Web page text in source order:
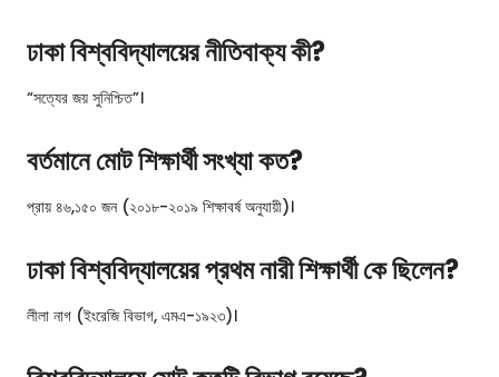
ঢাকা বিশ্ববিদ্যালয়ের নীতিবাক্য কী?
“সত্যের জয় সুনিশ্চিত”।
বর্তমানে মোট শিক্ষার্থী সংখ্যা কত?
প্রায় ৪৬,১৫০ জন (২০১৮-২০১৯ শিক্ষাবর্ষ অনুযায়ী)।
ঢাকা বিশ্ববিদ্যালয়ের প্রথম নারী শিক্ষার্থী কে ছিলেন?
লীলা নাগ (ইংরেজি বিভাগ, এমএ-১৯২৩)।